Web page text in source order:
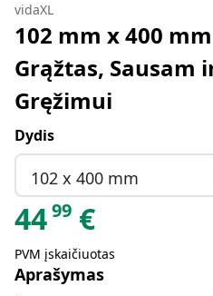
vidaXL
102 mm x 400
Grąžtas, Sausam
Gręžimui
Dydis
102 x 400 mm
4499 €
PVM įskaičiuotas
Aprašymas